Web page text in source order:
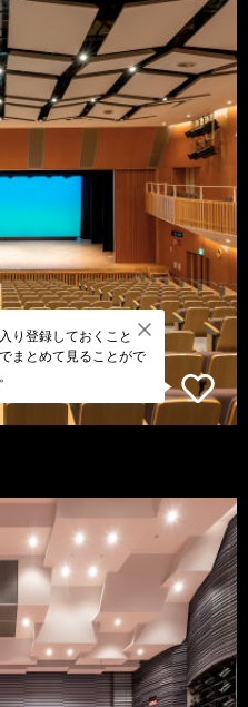
り登録しておくこと
まとめて見ることがで